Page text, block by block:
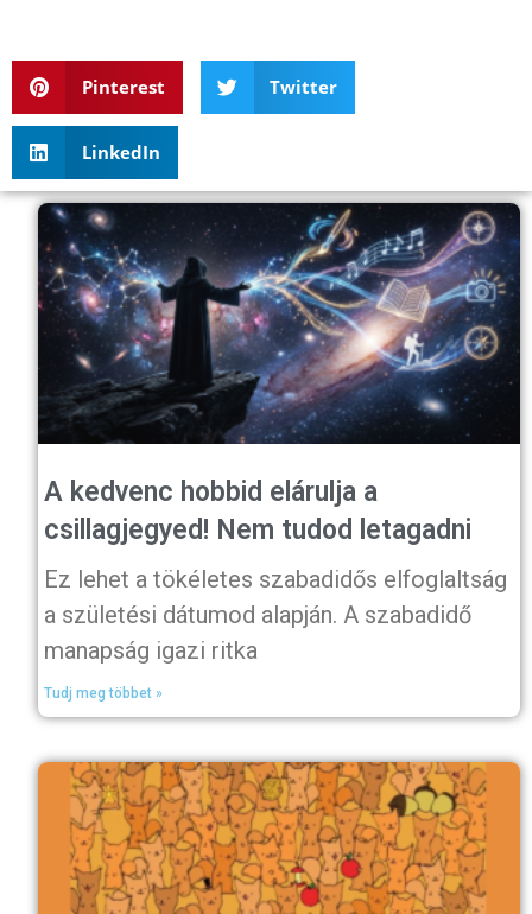
Pinterest Twitter
LinkedIn
A kedvenc hobbid elárulja a
csillagjegyed! Nem tudod letagadni
Ez lehet a tökéletes szabadidős elfoglaltság
a születési dátumod alapján. A szabadidő
manapság igazi ritka
Tudj meg többet »